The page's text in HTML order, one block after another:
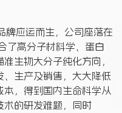
牌应运而生，公司座落在
了高分子材料学、蛋白
生物大分子纯化方向，
生产及销售，大大降低
本，得到国内生命科学从
术的研发难题，同时